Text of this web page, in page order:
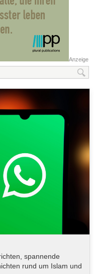
Anzeige
spannende
rund um Islam und